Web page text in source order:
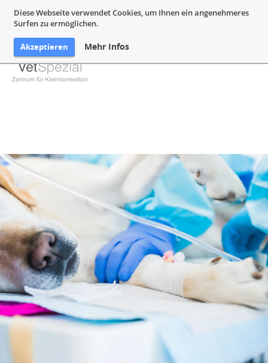
Diese Webseite verwendet Cookies, um Ihnen ein angenehmeres
Surfen zu ermöglichen.
Akzeptieren Mehr Infos